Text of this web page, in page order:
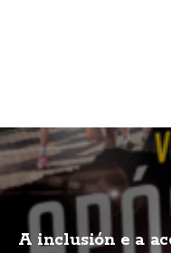
A inclusión e a